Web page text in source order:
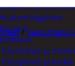
ja
hygienia
Hiusharjat ja
Hiuspinnit ja lenkit
/Vesiurheilu